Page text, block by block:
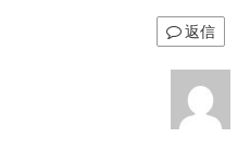
返信